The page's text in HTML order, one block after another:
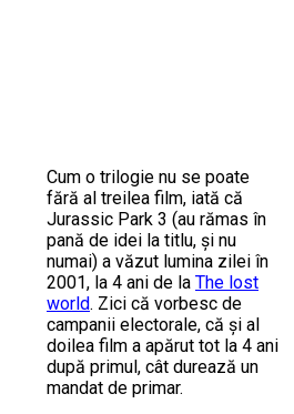
Cum o trilogie nu se poate
fără al treilea film, iată că
Jurassic Park 3 (au rămas în
pană de idei la titlu, și nu
numai) a văzut lumina zilei în
2001, la 4 ani de la The lost
world. Zici că vorbesc de
campanii electorale, că și al
doilea film a apărut tot la 4 ani
după primul, cât durează un
mandat de primar.